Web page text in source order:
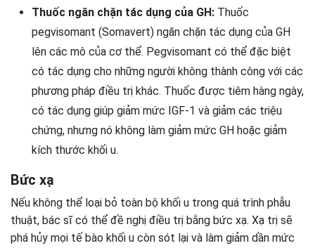
Thuốc ngăn chặn tác dụng của GH: Thuốc
pegvisomant (Somavert) ngăn chặn tác dụng của GH
lên các mô của cơ thể. Pegvisomant có thể đặc biệt
có tác dụng cho những người không thành công với các
phương pháp điều trị khác. Thuốc được tiêm hàng ngày,
có tác dụng giúp giảm mức IGF-1 và giảm các triệu
chứng, nhưng nó không làm giảm mức GH hoặc giảm
kích thước khối u.
Bức xạ
Nếu không thể loại bỏ toàn bộ khối u trong quá trình phẫu
thuật, bác sĩ có thể đề nghị điều trị bằng bức xạ. Xạ trị sẽ
phá hủy mọi tế bào khối u còn sót lại và làm giảm dần mức